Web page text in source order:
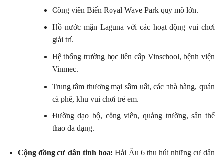
Công viên Biển Royal Wave Park quy mô lớn.
Hồ nước mặn Laguna với các hoạt động vui chơi
giải trí.
Hệ thống trường học liên cấp Vinschool, bệnh viện
Vinmec.
Trung tâm thương mại sầm uất, các nhà hàng, quán
cà phê, khu vui chơi trẻ em.
Đường dạo bộ, công viên, quảng trường, sân thể
thao đa dạng.
Cộng đồng cư dân tinh hoa: Hải Âu 6 thu hút những cư dân